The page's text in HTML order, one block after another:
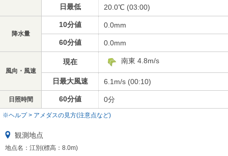
日最低 20.0℃ (03:00)
降水量
10分値 0.0mm
60分値 0.0mm
風向・風速
現在 南東 4.8m/s
日最大風速 6.1m/s (00:10)
日照時間 60分値 0分
※ヘルプ > アメダスの見方(注意点など)
観測地点
地点名：江別(標高：8.0m)